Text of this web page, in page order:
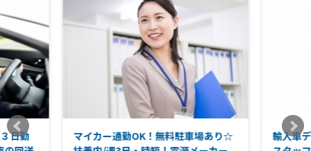
日勤
マイカー通勤OK！無料駐車場あり☆
輸入車